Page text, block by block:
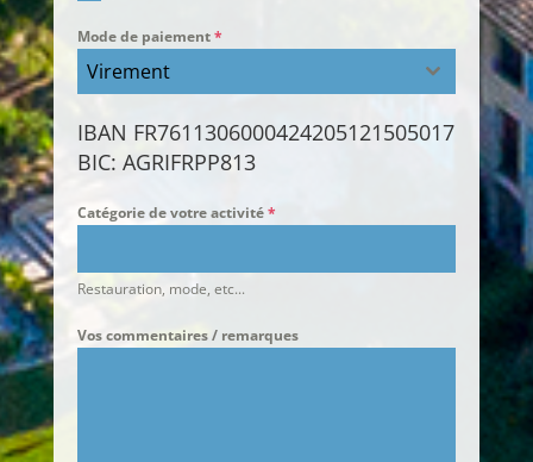
Mode de paiement*
Virement
IBAN FR7611306000424205121505017
BIC: AGRIFRPP813
Catégorie de votre activité*
Restauration, mode, etc...
Vos commentaires / remarques